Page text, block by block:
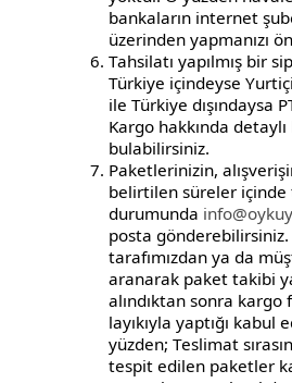
bankaların internet
üzerinden yapmanızı
Tahsilatı yapılmış bir
Türkiye içindeyse
ile Türkiye dışındaysa
Kargo hakkında
bulabilirsiniz.
Paketlerinizin,
belirtilen süreler
durumunda
posta
tarafımızdan ya da
aranarak paket takibi
alındıktan sonra kargo
layıkıyla yaptığı kabul
yüzden; Teslimat
tespit edilen paketler